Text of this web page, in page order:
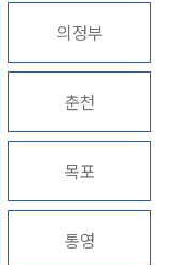
의정부
춘천
목포
통영